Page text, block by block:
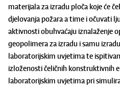
materijala za izradu ploča koje će
djelovanja požara a time i očuvati
aktivnosti obuhvaćaju iznalaženje
geopolimera za izradu i samu
laboratorijskim uvjetima te
izloženosti čeličnih konstruktivnih
laboratorijskim uvjetima pri